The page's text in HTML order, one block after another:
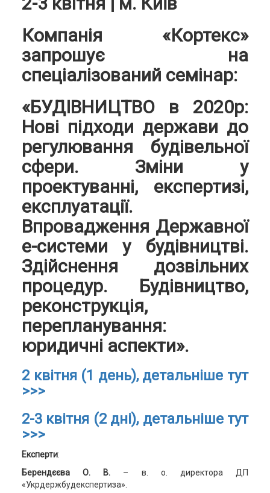
Компанія «Кортекс»
запрошує на
спеціалізований семінар:
«БУДІВНИЦТВО в 2020р:
Нові підходи держави до
регулювання будівельної
сфери. Зміни у
проектуванні, експертизі,
експлуатації.
Впровадження Державної
е-системи у будівництві.
Здійснення дозвільних
процедур. Будівництво,
реконструкція,
перепланування:
юридичні аспекти».
2 квітня (1 день), детальніше тут
>>>
2-3 квітня (2 дні), детальніше тут
>>>
Експерти:
Берендєєва О. В. – в. о. директора ДП
«Укрдержбудекспертиза».